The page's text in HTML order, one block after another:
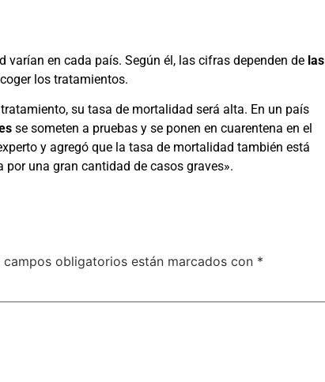
en cada país. Según él, las cifras dependen de las
los tratamientos.
su tasa de mortalidad será alta. En un país
se someten a pruebas y se ponen en cuarentena en el
y agregó que la tasa de mortalidad también está
una gran cantidad de casos graves».
campos obligatorios están marcados con *